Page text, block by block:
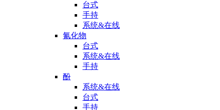
台式
手持
系统&在线
氰化物
台式
系统&在线
手持
酚
系统&在线
台式
手持